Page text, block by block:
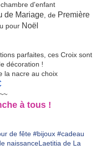
d'enfant
de Mariage, de Première
pour Noël
parfaites, ces Croix sont
décoration !
la nacre au choix
à tous !
de fête #bijoux #cadeau
naissanceLaetitia de La